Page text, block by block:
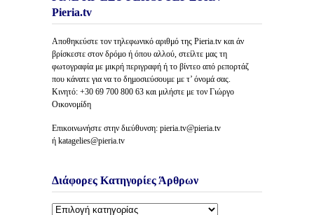
Pieria.tv
Αποθηκεύστε τον τηλεφωνικό αριθμό της Pieria.tv και άν
βρίσκεστε στον δρόμο ή όπου αλλού, στείλτε μας τη
φωτογραφία με μικρή περιγραφή ή το βίντεο από ρεπορτάζ
που κάνατε για να το δημοσιεύσουμε με τ’ όνομά σας.
Κινητό: +30 69 700 800 63 και μιλήστε με τον Γιώργο
Οικονομίδη
Επικοινωνήστε στην διεύθυνση: pieria.tv@pieria.tv
ή katagelies@pieria.tv
Διάφορες Κατηγορίες Άρθρων
Διάφορες